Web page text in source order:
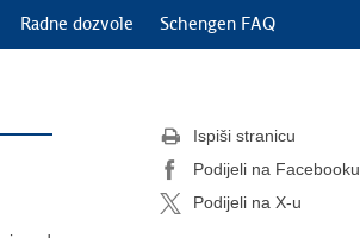
Radne dozvole Schengen FAQ
Ispiši stranicu
Podijeli na Facebooku
Podijeli na X-u